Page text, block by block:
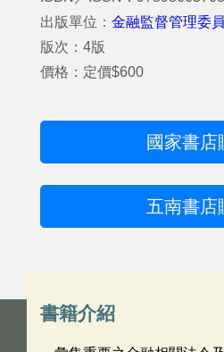
出版單位： 金融監督管理委
版次：4版
價格：定價$600
國家書店
五南書店
書籍介紹